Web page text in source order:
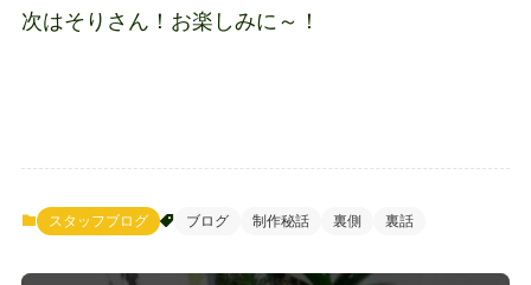
次はそりさん！お楽しみに～！
スタッフブログ ブログ 制作秘話 裏側 裏話